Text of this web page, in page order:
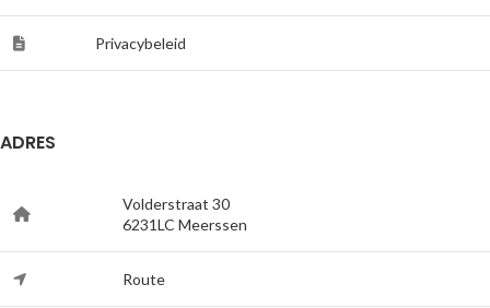
Privacybeleid
ADRES
Volderstraat 30
6231LC Meerssen
Route